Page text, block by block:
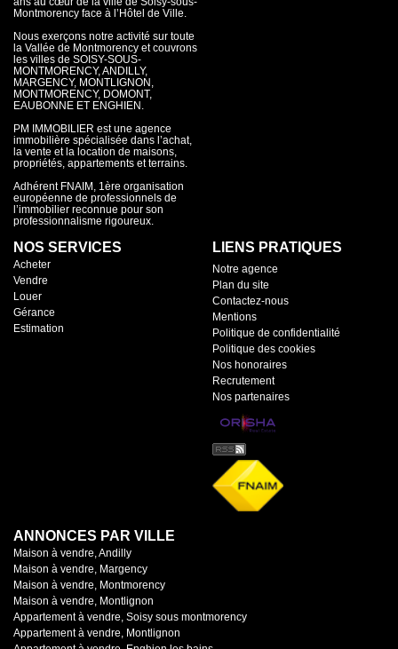
Montmorency face à l’Hôtel de Ville.
Nous exerçons notre activité sur toute
la Vallée de Montmorency et couvrons
les villes de SOISY-SOUS-
MONTMORENCY, ANDILLY,
MARGENCY, MONTLIGNON,
MONTMORENCY, DOMONT,
EAUBONNE ET ENGHIEN.
PM IMMOBILIER est une agence
immobilière spécialisée dans l’achat,
la vente et la location de maisons,
propriétés, appartements et terrains.
Adhérent FNAIM, 1ère organisation
européenne de professionnels de
l’immobilier reconnue pour son
professionnalisme rigoureux.
NOS SERVICES
Acheter
Vendre
Louer
Gérance
Estimation
LIENS PRATIQUES
Notre agence
Plan du site
Contactez-nous
Mentions
Politique de confidentialité
Politique des cookies
Nos honoraires
Recrutement
Nos partenaires
ANNONCES PAR VILLE
Maison à vendre, Andilly
Maison à vendre, Margency
Maison à vendre, Montmorency
Maison à vendre, Montlignon
Appartement à vendre, Soisy sous montmorency
Appartement à vendre, Montlignon